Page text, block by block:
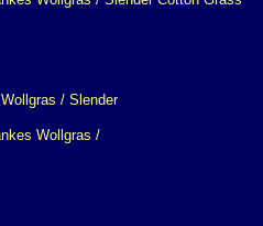
Wollgras /